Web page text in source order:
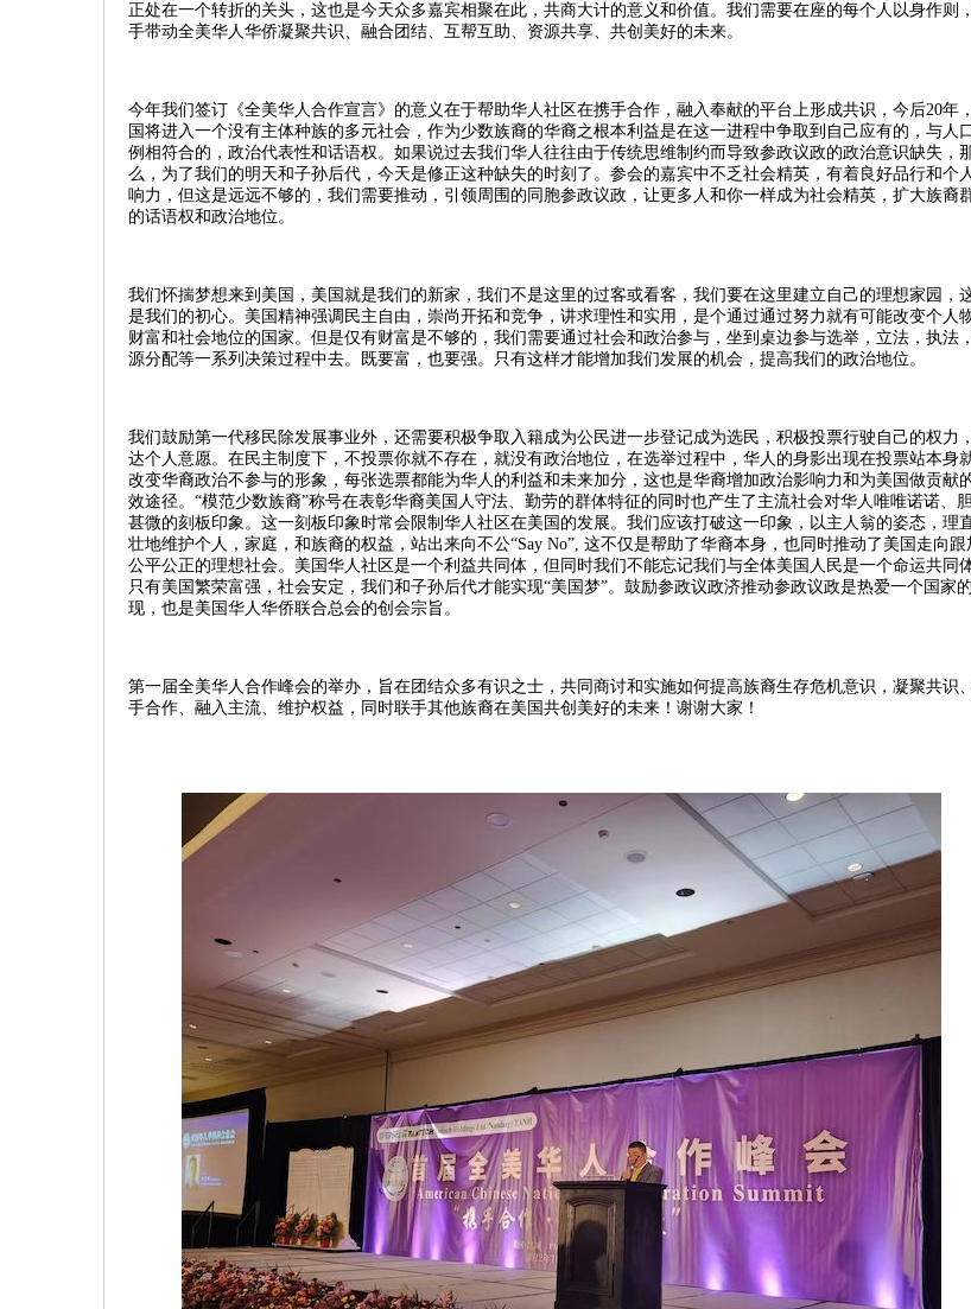
正处在一个转折的关头，这也是今天众多嘉宾相聚在此，共商大计的意义和价值。我们需要在座的每个人以身作则
手带动全美华人华侨凝聚共识、融合团结、互帮互助、资源共享、共创美好的未来。
今年我们签订《全美华人合作宣言》的意义在于帮助华人社区在携手合作，融入奉献的平台上形成共识，今后20年
国将进入一个没有主体种族的多元社会，作为少数族裔的华裔之根本利益是在这一进程中争取到自己应有的，与人
例相符合的，政治代表性和话语权。如果说过去我们华人往往由于传统思维制约而导致参政议政的政治意识缺失，
么，为了我们的明天和子孙后代，今天是修正这种缺失的时刻了。参会的嘉宾中不乏社会精英，有着良好品行和个
响力，但这是远远不够的，我们需要推动，引领周围的同胞参政议政，让更多人和你一样成为社会精英，扩大族裔
的话语权和政治地位。
我们怀揣梦想来到美国，美国就是我们的新家，我们不是这里的过客或看客，我们要在这里建立自己的理想家园，
是我们的初心。美国精神强调民主自由，崇尚开拓和竞争，讲求理性和实用，是个通过通过努力就有可能改变个人
财富和社会地位的国家。但是仅有财富是不够的，我们需要通过社会和政治参与，坐到桌边参与选举，立法，执法
源分配等一系列决策过程中去。既要富，也要强。只有这样才能增加我们发展的机会，提高我们的政治地位。
我们鼓励第一代移民除发展事业外，还需要积极争取入籍成为公民进一步登记成为选民，积极投票行驶自己的权力
达个人意愿。在民主制度下，不投票你就不存在，就没有政治地位，在选举过程中，华人的身影出现在投票站本身
改变华裔政治不参与的形象，每张选票都能为华人的利益和未来加分，这也是华裔增加政治影响力和为美国做贡献
效途径。 “模范少数族裔”称号在表彰华裔美国人守法、勤劳的群体特征的同时也产生了主流社会对华人唯唯诺诺、
甚微的刻板印象。这一刻板印象时常会限制华人社区在美国的发展。我们应该打破这一印象，以主人翁的姿态，理
壮地维护个人，家庭，和族裔的权益，站出来向不公“Say No”, 这不仅是帮助了华裔本身，也同时推动了美国走向跟
公平公正的理想社会。美国华人社区是一个利益共同体，但同时我们不能忘记我们与全体美国人民是一个命运共同
只有美国繁荣富强，社会安定，我们和子孙后代才能实现“美国梦”。鼓励参政议政济推动参政议政是热爱一个国家
现，也是美国华人华侨联合总会的创会宗旨。
第一届全美华人合作峰会的举办，旨在团结众多有识之士，共同商讨和实施如何提高族裔生存危机意识，凝聚共识
手合作、融入主流、维护权益，同时联手其他族裔在美国共创美好的未来！谢谢大家！